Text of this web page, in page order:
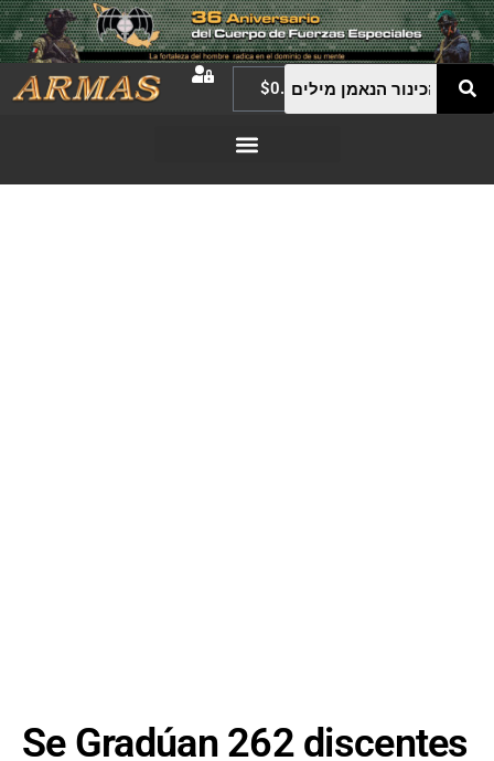
$0.00
Se Gradúan 262 discentes